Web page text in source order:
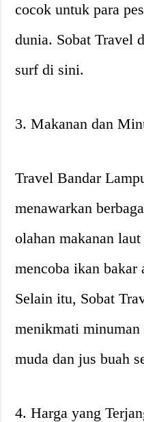
cocok untuk para
dunia. Sobat Travel
surf di sini.
3. Makanan dan
Travel Bandar
menawarkan
olahan makanan
mencoba ikan bakar
Selain itu, Sobat
menikmati minuman
muda dan jus buah
4. Harga yang